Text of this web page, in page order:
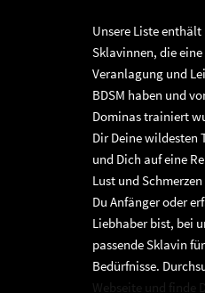
Unsere Liste
Sklavinnen, die
Veranlagung und
BDSM haben und
Dominas trainiert
Dir Deine wildesten
und Dich auf eine
Lust und
Du Anfänger oder
Liebhaber bist, bei
passende Sklavin
Bedürfnisse.
Webseite und finde